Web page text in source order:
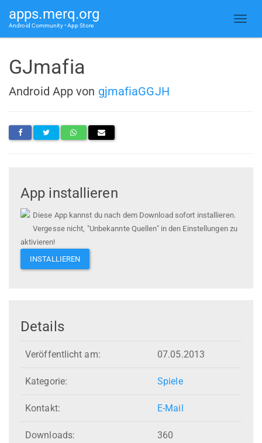
apps.merq.org
Android Community • App Store
GJmafia
Android App von gjmafiaGGJH
App installieren
Diese App kannst du nach dem Download sofort installieren.
Vergesse nicht, "Unbekannte Quellen" in den Einstellungen zu
aktivieren!
INSTALLIEREN
Details
Veröffentlicht am: 07.05.2013
Kategorie: Spiele
Kontakt: E-Mail
Downloads: 360